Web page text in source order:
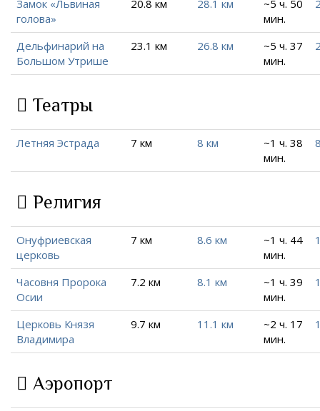
Замок «Львиная
голова»
20.8 км 28.1 км
~5 ч. 50
мин.
Дельфинарий на
Большом Утрише
23.1 км 26.8 км
~5 ч. 37
мин.
Театры
Летняя Эстрада 7 км 8 км
~1 ч. 38
мин.
Религия
Онуфриевская
церковь
7 км 8.6 км
~1 ч. 44
мин.
Часовня Пророка
Осии
7.2 км 8.1 км
~1 ч. 39
мин.
Церковь Князя
Владимира
9.7 км 11.1 км
~2 ч. 17
мин.
Аэропорт